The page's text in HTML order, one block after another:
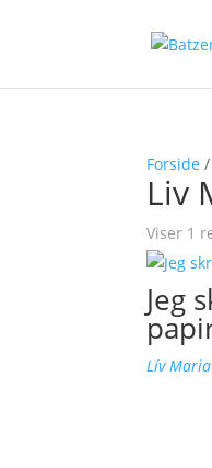
Forside /
Liv
Viser 1
Jeg
Lív